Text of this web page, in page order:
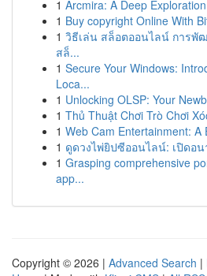
1 Arcmira: A Deep
1 Buy copyright Online With
1 วิธีเล่น สล็อตออนไลน์ การพั
สล็...
1 Secure Your Windows:
Loca...
1 Unlocking OLSP: Your
1 Thủ Thuật Chơi Trò Chơi
1 Web Cam Entertainment: A
1 ดูดวงไพ่ยิปซีออนไลน์: เปิดอ
1 Grasping comprehensive
app...
Copyright © 2026 | Advanced Search |